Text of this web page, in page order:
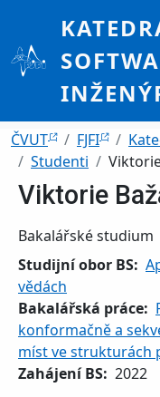
Drobečková
ČVUT FJFI
Studenti
Viktorie
Bakalářské studium
Studijní obor BS
vědách
Bakalářská práce
konformačně a
míst ve strukturách
Zahájení BS 2022